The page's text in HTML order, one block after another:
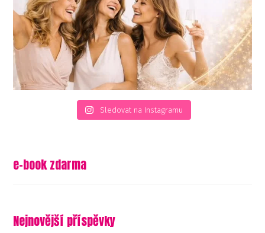
Sledovat na Instagramu
e-book zdarma
Nejnovější příspěvky